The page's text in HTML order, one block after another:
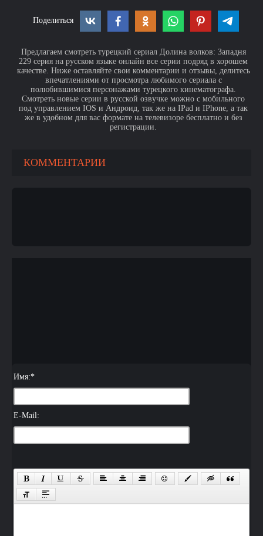
Поделиться
Предлагаем смотреть турецкий сериал Долина волков: Западня
229 серия на русском языке онлайн все серии подряд в хорошем
качестве. Ниже оставляйте свои комментарии и отзывы, делитесь
впечатлениями от просмотра любимого сериала с
полюбившимися персонажами турецкого кинематографа.
Смотреть новые серии в русской озвучке можно с мобильного
под управлением IOS и Андроид, так же на IPad и IPhone, а так
же в удобном для вас формате на телевизоре бесплатно и без
регистрации.
КОММЕНТАРИИ
Имя:*
E-Mail: